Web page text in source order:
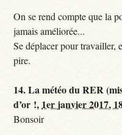
On se rend compte que la
jamais améliorée...
Se déplacer pour travailler,
pire.
14.La météo du RER
d’or !, 1er janvier 2017,
Bonsoir